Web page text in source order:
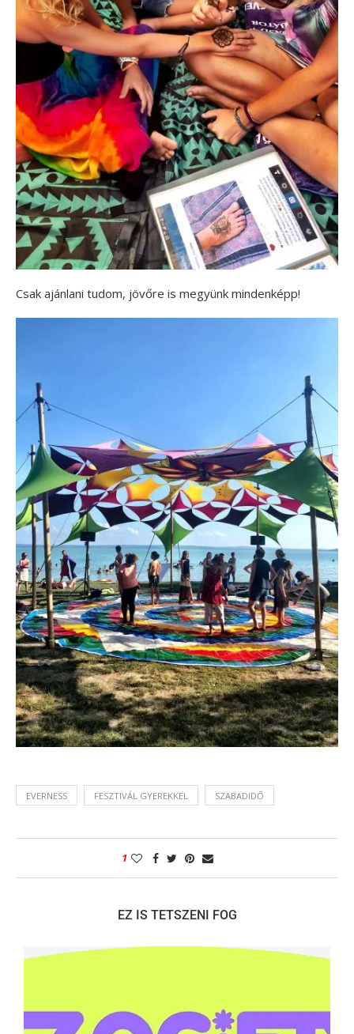
Csak ajánlani tudom, jövőre is megyünk mindenképp!
EVERNESS FESZTIVÁL GYEREKKEL SZABADIDŐ
1
EZ IS TETSZENI FOG